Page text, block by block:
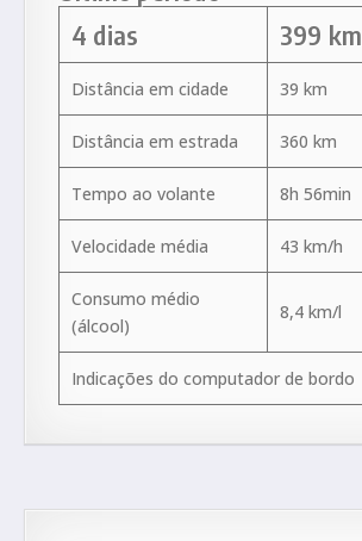
4 dias
399 km
Distância em cidade 39 km
Distância em estrada 360 km
Tempo ao volante 8h 56min
Velocidade média 43 km/h
Consumo médio
(álcool)
8,4 km/l
Indicações do computador de bordo